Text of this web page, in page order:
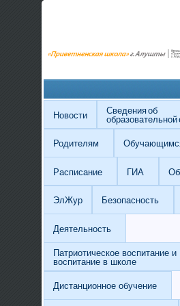
Новости Сведения об
образовательной
Родителям
Расписание ГИА
ЭлЖур Безопасность
Деятельность
Патриотическое воспитание и
воспитание в школе
Дистанционное обучение